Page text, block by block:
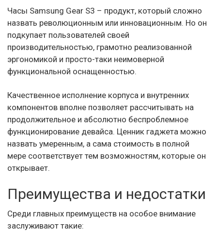
Часы Samsung Gear S3 – продукт, который сложно
назвать революционным или инновационным. Но он
подкупает пользователей своей
производительностью, грамотно реализованной
эргономикой и просто-таки неимоверной
функциональной оснащенностью.
Качественное исполнение корпуса и внутренних
компонентов вполне позволяет рассчитывать на
продолжительное и абсолютно беспроблемное
функционирование девайса. Ценник гаджета можно
назвать умеренным, а сама стоимость в полной
мере соответствует тем возможностям, которые он
открывает.
Преимущества и недостатки
Среди главных преимуществ на особое внимание
заслуживают такие: